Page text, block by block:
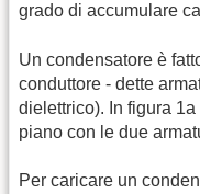
grado di accumulare
Un condensatore è
conduttore - dette
dielettrico). In figura
piano con le due
Per caricare un